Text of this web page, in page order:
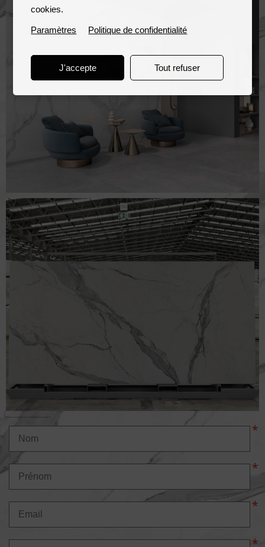
cookies.
Paramètres Politique de confidentialité
J'accepte Tout refuser